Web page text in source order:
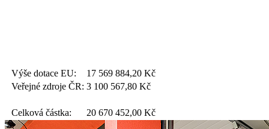
Výše dotace EU: 17 569 884,20 Kč
Veřejné zdroje ČR: 3 100 567,80 Kč
Celková částka: 20 670 452,00 Kč